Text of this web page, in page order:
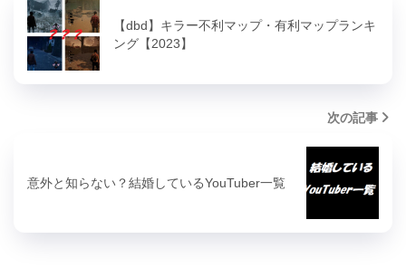
【dbd】キラー不利マップ・有利マップランキ
ング【2023】
次の記事
意外と知らない？結婚しているYouTuber一覧